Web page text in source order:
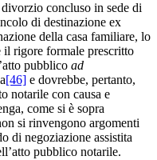
concluso in sede di
di destinazione ex
della casa familiare, lo
il rigore formale prescritto
pubblico ad
[46] e dovrebbe, pertanto,
notarile con causa e
come si è sopra
si rinvengono argomenti
di negoziazione assistita
pubblico notarile.